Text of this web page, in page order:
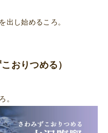
出し始めるころ。
おりつめる）
。